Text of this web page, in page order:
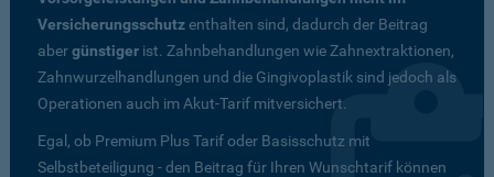
Versicherungsschutzenthalten sind, dadurch der Beitrag
abergünstiger ist. Zahnbehandlungen wie Zahnextraktionen,
Zahnwurzelhandlungen und die Gingivoplastik sind jedoch als
Operationen auch im Akut-Tarif mitversichert.
Egal, ob Premium Plus Tarif oder Basisschutz mit
Selbstbeteiligung - den Beitrag für Ihren Wunschtarif können